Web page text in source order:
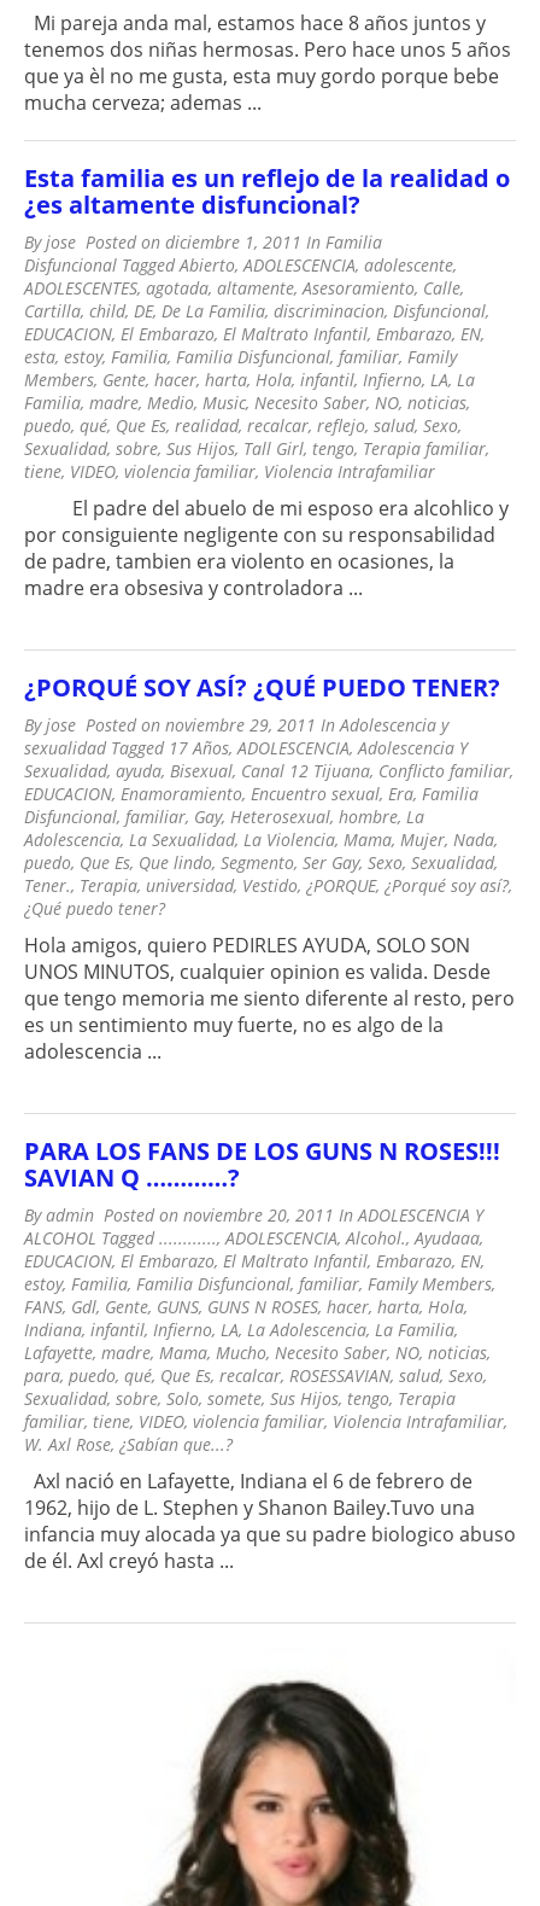
Mi pareja anda mal, estamos hace 8 años juntos y
tenemos dos niñas hermosas. Pero hace unos 5 años
que ya èl no me gusta, esta muy gordo porque bebe
mucha cerveza; ademas ...
Esta familia es un reflejo de la realidad o
¿es altamente disfuncional?
Byjose Posted on diciembre 1, 2011 In Familia
Disfuncional TaggedAbierto,ADOLESCENCIA, adolescente,
ADOLESCENTES, agotada, altamente,Asesoramiento, Calle,
Cartilla, child, DE, De La Familia, discriminacion, Disfuncional,
EDUCACION, El Embarazo, El Maltrato Infantil, Embarazo, EN,
esta, estoy, Familia, Familia Disfuncional, familiar, Family
Members, Gente, hacer, harta, Hola, infantil, Infierno, LA, La
Familia, madre, Medio, Music, Necesito Saber, NO, noticias,
puedo, qué, Que Es, realidad, recalcar, reflejo, salud, Sexo,
Sexualidad, sobre, Sus Hijos, Tall Girl, tengo, Terapia familiar,
tiene, VIDEO, violencia familiar, Violencia Intrafamiliar
El padre del abuelo de mi esposo era alcohlico y
por consiguiente negligente con su responsabilidad
de padre, tambien era violento en ocasiones, la
madre era obsesiva y controladora ...
¿PORQUÉ SOY ASÍ? ¿QUÉ PUEDO TENER?
Byjose Posted on noviembre 29, 2011 InAdolescencia y
sexualidad Tagged 17 Años,ADOLESCENCIA,Adolescencia Y
Sexualidad, ayuda, Bisexual, Canal 12 Tijuana, Conflicto familiar,
EDUCACION, Enamoramiento, Encuentro sexual, Era, Familia
Disfuncional, familiar, Gay, Heterosexual, hombre, La
Adolescencia, La Sexualidad, La Violencia, Mama, Mujer, Nada,
puedo, Que Es, Que lindo, Segmento, Ser Gay, Sexo, Sexualidad,
Tener., Terapia, universidad, Vestido, ¿PORQUE, ¿Porqué soy así?,
¿Qué puedo tener?
Hola amigos, quiero PEDIRLES AYUDA, SOLO SON
UNOS MINUTOS, cualquier opinion es valida. Desde
que tengo memoria me siento diferente al resto, pero
es un sentimiento muy fuerte, no es algo de la
adolescencia ...
PARA LOS FANS DE LOS GUNS N ROSES!!!
SAVIAN Q …………?
Byadmin Posted on noviembre 20, 2011 InADOLESCENCIA Y
ALCOHOL Tagged............,ADOLESCENCIA,Alcohol.,Ayudaaa,
EDUCACION, El Embarazo, El Maltrato Infantil, Embarazo, EN,
estoy, Familia, Familia Disfuncional, familiar, Family Members,
FANS, Gdl, Gente, GUNS, GUNS N ROSES, hacer, harta, Hola,
Indiana, infantil, Infierno, LA, La Adolescencia, La Familia,
Lafayette, madre, Mama, Mucho, Necesito Saber, NO, noticias,
para, puedo, qué, Que Es, recalcar, ROSESSAVIAN, salud, Sexo,
Sexualidad, sobre, Solo, somete, Sus Hijos, tengo, Terapia
familiar, tiene, VIDEO, violencia familiar, Violencia Intrafamiliar,
W. Axl Rose, ¿Sabían que...?
Axl nació en Lafayette, Indiana el 6 de febrero de
1962, hijo de L. Stephen y Shanon Bailey.Tuvo una
infancia muy alocada ya que su padre biologico abuso
de él. Axl creyó hasta ...